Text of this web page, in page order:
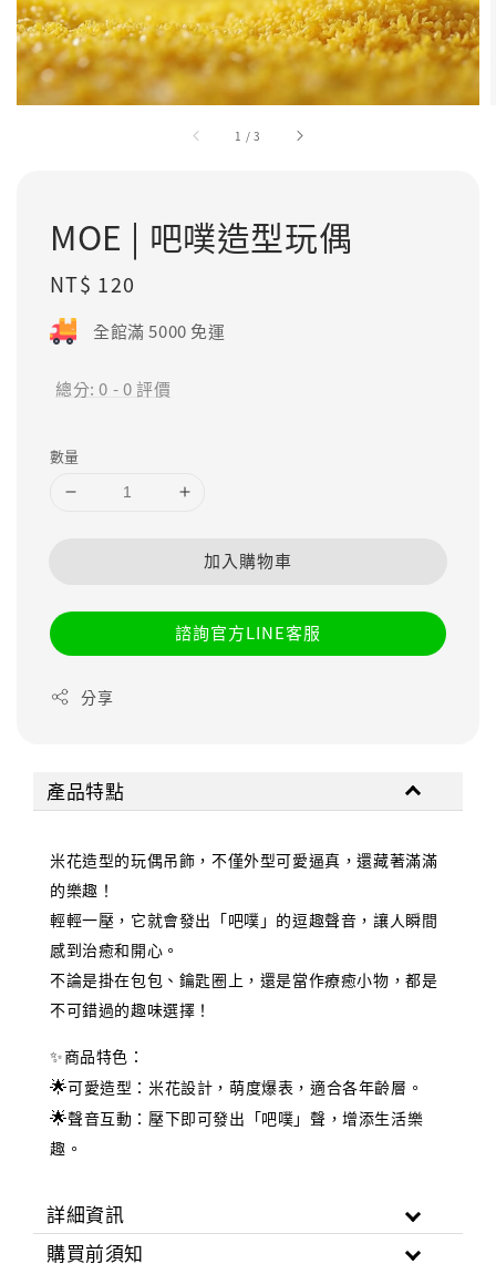
1 /3
MOE | 吧噗造型玩偶
Regular
price
NT$ 120
全館滿 5000 免運
總分:0 -0評價
數量
加入購物車
諮詢官方LINE客服
分享
產品特點
米花造型的玩偶吊飾，不僅外型可愛逼真，還藏著滿滿
的樂趣！
輕輕一壓，它就會發出「吧噗」的逗趣聲音，讓人瞬間
感到治癒和開心。
不論是掛在包包、鑰匙圈上，還是當作療癒小物，都是
不可錯過的趣味選擇！
✨商品特色：
🌟可愛造型：米花設計，萌度爆表，適合各年齡層。
🌟聲音互動：壓下即可發出「吧噗」聲，增添生活樂
趣。
詳細資訊
購買前須知